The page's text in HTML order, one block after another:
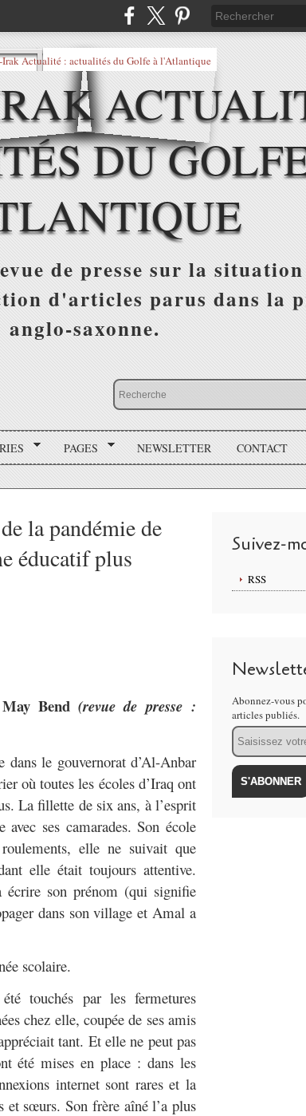
DU
de presse sur la
d'articles parus dans la
anglo-saxonne.
PAGES NEWSLETTER CONTACT
la pandémie de
éducatif plus
May Bend(revue de presse :
le gouvernorat d’Al-Anbar
où toutes les écoles d’Iraq ont
La fillette de six ans, à l’esprit
ses camarades. Son école
elle ne suivait que
elle était toujours attentive.
écrire son prénom (qui signifie
dans son village et Amal a
scolaire.
touchés par les fermetures
chez elle, coupée de ses amis
tant. Et elle ne peut pas
été mises en place : dans les
internet sont rares et la
et sœurs. Son frère aîné l’a plus
Suivez-
RSS
Abonnez-vous
articles publiés.
Email